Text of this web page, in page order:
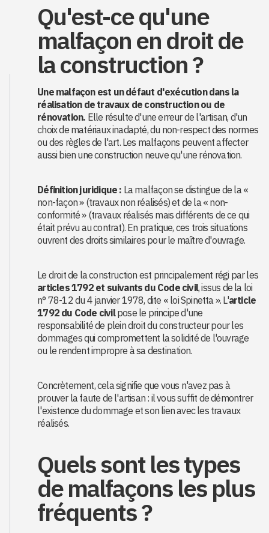
Qu'est-ce qu'une
malfaçon en droit de
la construction ?
Une malfaçon est un défaut d'exécution dans la
réalisation de travaux de construction ou de
rénovation. Elle résulte d'une erreur de l'artisan, d'un
choix de matériaux inadapté, du non-respect des normes
ou des règles de l'art. Les malfaçons peuvent affecter
aussi bien une construction neuve qu'une rénovation.
Définition juridique : La malfaçon se distingue de la «
non-façon » (travaux non réalisés) et de la « non-
conformité » (travaux réalisés mais différents de ce qui
était prévu au contrat). En pratique, ces trois situations
ouvrent des droits similaires pour le maître d'ouvrage.
Le droit de la construction est principalement régi par les
articles 1792 et suivants du Code civil, issus de la loi
n° 78-12 du 4 janvier 1978, dite « loi Spinetta ». L'article
1792 du Code civilpose le principe d'une
responsabilité de plein droit du constructeur pour les
dommages qui compromettent la solidité de l'ouvrage
ou le rendent impropre à sa destination.
Concrètement, cela signifie que vous n'avez pas à
prouver la faute de l'artisan : il vous suffit de démontrer
l'existence du dommage et son lien avec les travaux
réalisés.
Quels sont les types
de malfaçons les plus
fréquents ?